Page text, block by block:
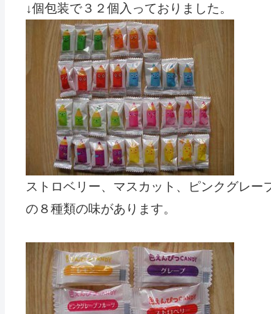
↓個包装で３２個入っておりました。
ストロベリー、マスカット、ピンクグレ
の８種類の味があります。